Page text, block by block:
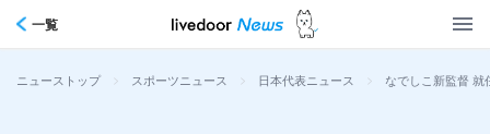
一覧
ニューストップ > スポーツニュース > 日本代表ニュース > なでしこ新監督 就